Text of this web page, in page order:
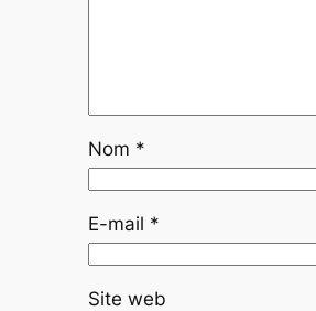
Nom *
E-mail *
Site web